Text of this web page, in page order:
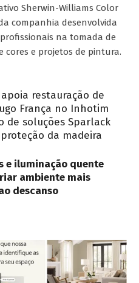
Sherwin-Williams Color
companhia desenvolvida
na tomada de
cores e projetos de pintura.
restauração de
França no Inhotim
de soluções Sparlack
da madeira
e iluminação quente
ambiente mais
descanso